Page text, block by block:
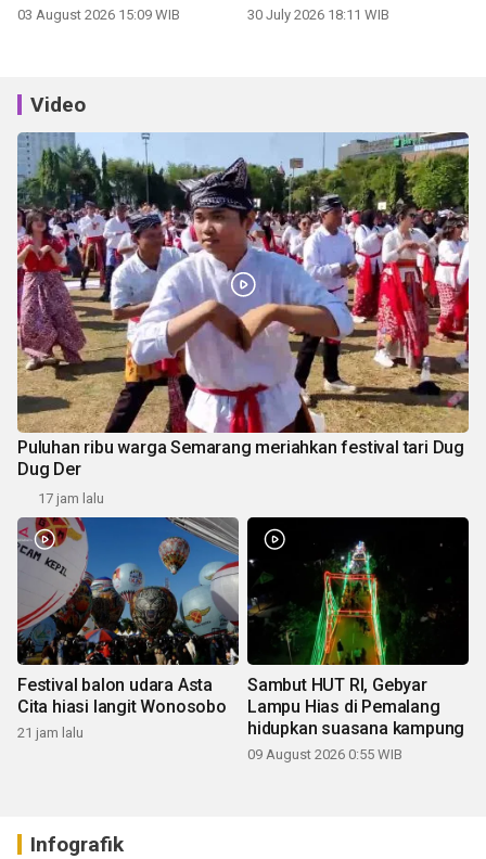
03 August 2026 15:09 WIB 30 July 2026 18:11 WIB
Video
Puluhan ribu warga Semarang meriahkan festival tari Dug
Dug Der
17 jam lalu
Festival balon udara Asta
Cita hiasi langit Wonosobo
21 jam lalu
Sambut HUT RI, Gebyar
Lampu Hias di Pemalang
hidupkan suasana kampung
09 August 2026 0:55 WIB
Infografik